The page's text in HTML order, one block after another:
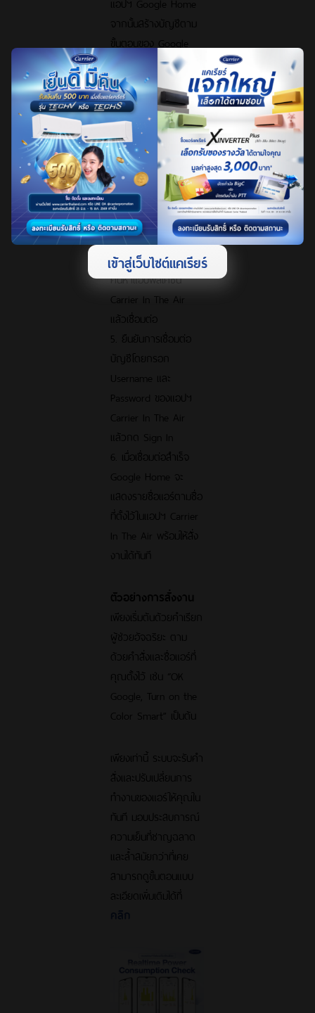
จากนั้นสร้างบัญชีตาม
ขั้นตอนของ Google
2. เข้าสู่แอปฯ Google
Home แล้วสร้าง บ้าน
(Home) พร้อมตั้งชื่อ
บ้านที่ต้องการ
3. เปิดแอปพลิเคชัน
Google Home กดปุ่ม
เพิ่มอุปกรณ์ (+) แล้ว
เลือก “การตั้งค่า
อุปกรณ์”
4. เลือกหัวข้อ “ใช้กับ
Google ได้” จากนั้น
ค้นหาแอปพลิเคชัน
Carrier In The Air
แล้วเชื่อมต่อ
5. ยืนยันการเชื่อมต่อ
บัญชีโดยกรอก
Username และ
Password ของแอปฯ
Carrier In The Air
แล้วกด Sign In
6. เมื่อเชื่อมต่อสำเร็จ
Google Home จะ
แสดงรายชื่อแอร์ตามชื่อ
ที่ตั้งไว้ในแอปฯ Carrier
In The Air พร้อมให้สั่ง
งานได้ทันที
ตัวอย่างการสั่งงาน
เพียงเริ่มต้นด้วยคำเรียก
ผู้ช่วยอัจฉริยะ ตาม
ด้วยคำสั่งและชื่อแอร์ที่
คุณตั้งไว้ เช่น “OK
Google, Turn on the
Color Smart” เป็นต้น
เพียงเท่านี้ ระบบจะรับคำ
สั่งและปรับเปลี่ยนการ
ทำงานของแอร์ให้คุณใน
ทันที มอบประสบการณ์
ความเย็นที่ชาญฉลาด
และล้ำสมัยกว่าที่เคย
สามารถดูขั้นตอนแบบ
ละเอียดเพิ่มเติมได้ที่
เข้าสู่เว็บไซต์แคเรียร์